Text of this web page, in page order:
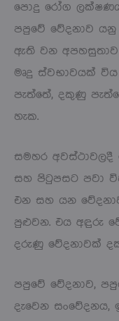
පොදු රෝග
පපුවේ වේදනාව
ඇති වන
මෘදු ස්වභාවයක්
පැත්තේ, දකුණු
හැක.
සමහර අවස්ථාවලදී
සහ පිටුපසට පවා
එන සහ යන
පුළුවන. එය අඳුරු
දරුණු වේදනාවක්
පපුවේ වේදනාව,
දැවෙන